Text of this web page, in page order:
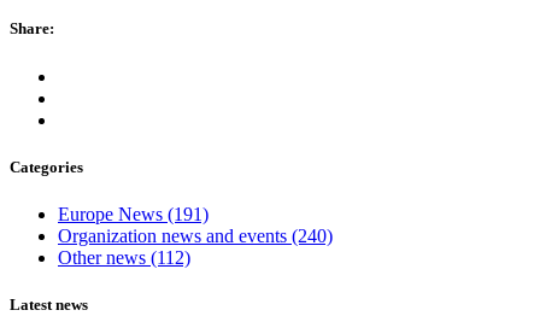
Share:
Categories
Europe News (191)
Organization news and events (240)
Other news (112)
Latest news